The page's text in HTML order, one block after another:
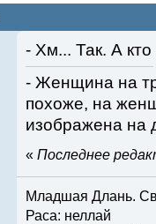
- Хм... Так. А
- Женщина на
похоже, на
изображена на
« Последнее
Младшая Длань.
Раса: неллай